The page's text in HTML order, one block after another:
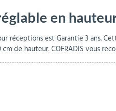
Cendriers urbains
Arceaux de sécurité
Travaux publics &
Industries
Équipements sanitaires
Mobilier scolaire extérieur
amovibles
Décorations de Noël
collectivités
extérieurs
Baby-foots & Billards
en
réceptions est Garantie 3 ans.
de hauteur. COFRADIS vous